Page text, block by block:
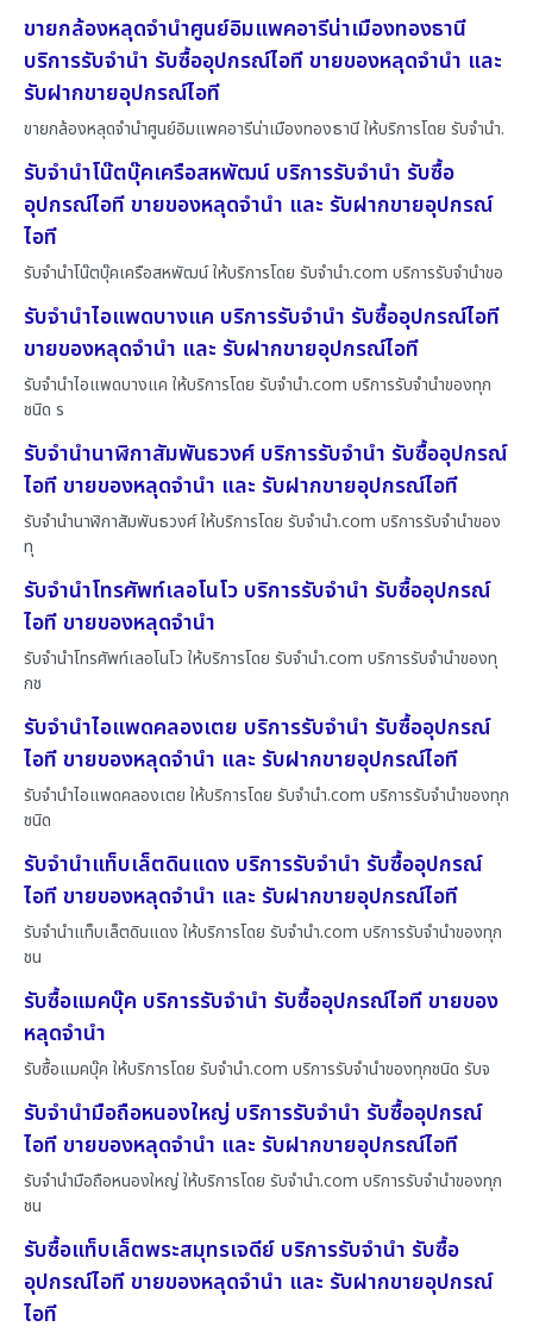
ขายกล้องหลุดจำนำศูนย์อิมแพคอารีน่าเมืองทองธานี
บริการรับจำนำ รับซื้ออุปกรณ์ไอที ขายของหลุดจำนำ และ
รับฝากขายอุปกรณ์ไอที
ขายกล้องหลุดจำนำศูนย์อิมแพคอารีน่าเมืองทองธานี ให้บริการโดย รับจํานํา.
รับจำนำโน๊ตบุ๊คเครือสหพัฒน์ บริการรับจำนำ รับซื้อ
อุปกรณ์ไอที ขายของหลุดจำนำ และ รับฝากขายอุปกรณ์
ไอที
รับจำนำโน๊ตบุ๊คเครือสหพัฒน์ ให้บริการโดย รับจํานํา.com บริการรับจำนำขอ
รับจำนำไอแพดบางแค บริการรับจำนำ รับซื้ออุปกรณ์ไอที
ขายของหลุดจำนำ และ รับฝากขายอุปกรณ์ไอที
รับจำนำไอแพดบางแค ให้บริการโดย รับจํานํา.com บริการรับจำนำของทุก
ชนิด ร
รับจำนำนาฬิกาสัมพันธวงศ์ บริการรับจำนำ รับซื้ออุปกรณ์
ไอที ขายของหลุดจำนำ และ รับฝากขายอุปกรณ์ไอที
รับจำนำนาฬิกาสัมพันธวงศ์ ให้บริการโดย รับจํานํา.com บริการรับจำนำของ
ทุ
รับจำนำโทรศัพท์เลอโนโว บริการรับจำนำ รับซื้ออุปกรณ์
ไอที ขายของหลุดจำนำ
รับจำนำโทรศัพท์เลอโนโว ให้บริการโดย รับจํานํา.com บริการรับจำนำของทุ
กช
รับจำนำไอแพดคลองเตย บริการรับจำนำ รับซื้ออุปกรณ์
ไอที ขายของหลุดจำนำ และ รับฝากขายอุปกรณ์ไอที
รับจำนำไอแพดคลองเตย ให้บริการโดย รับจํานํา.com บริการรับจำนำของทุก
ชนิด
รับจำนำแท็บเล็ตดินแดง บริการรับจำนำ รับซื้ออุปกรณ์
ไอที ขายของหลุดจำนำ และ รับฝากขายอุปกรณ์ไอที
รับจำนำแท็บเล็ตดินแดง ให้บริการโดย รับจํานํา.com บริการรับจำนำของทุก
ชน
รับซื้อแมคบุ๊ค บริการรับจำนำ รับซื้ออุปกรณ์ไอที ขายของ
หลุดจำนำ
รับซื้อแมคบุ๊ค ให้บริการโดย รับจํานํา.com บริการรับจำนำของทุกชนิด รับจ
รับจำนำมือถือหนองใหญ่ บริการรับจำนำ รับซื้ออุปกรณ์
ไอที ขายของหลุดจำนำ และ รับฝากขายอุปกรณ์ไอที
รับจำนำมือถือหนองใหญ่ ให้บริการโดย รับจํานํา.com บริการรับจำนำของทุก
ชน
รับซื้อแท็บเล็ตพระสมุทรเจดีย์ บริการรับจำนำ รับซื้อ
อุปกรณ์ไอที ขายของหลุดจำนำ และ รับฝากขายอุปกรณ์
ไอที